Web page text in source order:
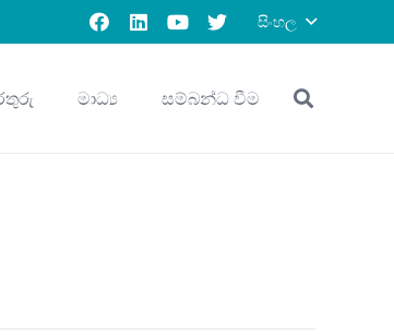
සිංහල
මාධ්‍ය සම්බන්ධ වීම